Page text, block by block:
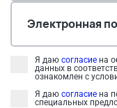
Электронная
Я даю согласие на
данных в
ознакомлен с
Я даю согласие на
специальных